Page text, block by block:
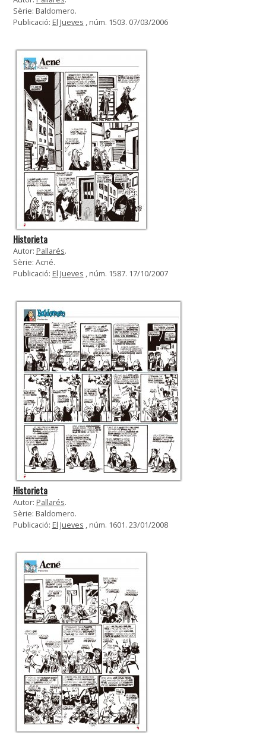
Sèrie: Baldomero.
Publicació: El Jueves , núm. 1503. 07/03/2006
Historieta
Autor: Pallarés.
Sèrie: Acné.
Publicació: El Jueves , núm. 1587. 17/10/2007
Historieta
Autor: Pallarés.
Sèrie: Baldomero.
Publicació: El Jueves , núm. 1601. 23/01/2008